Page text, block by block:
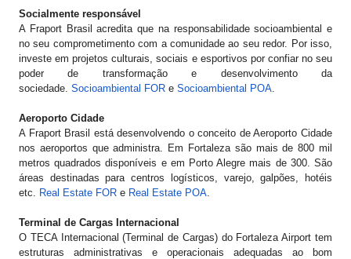
Socialmente responsável
A Fraport Brasil acredita que na responsabilidade socioambiental e
no seu comprometimento com a comunidade ao seu redor. Por isso,
investe em projetos culturais, sociais e esportivos por confiar no seu
poder de transformação e desenvolvimento da
sociedade. Socioambiental FOR e Socioambiental POA
Aeroporto Cidade
A Fraport Brasil está desenvolvendo o conceito de Aeroporto Cidade
nos aeroportos que administra. Em Fortaleza são mais de 800 mil
metros quadrados disponíveis e em Porto Alegre mais de 300. São
áreas destinadas para centros logísticos, varejo, galpões, hotéis
etc. Real Estate FOR e Real Estate POA
Terminal de Cargas Internacional
O TECA Internacional (Terminal de Cargas) do Fortaleza Airport tem
estruturas administrativas e operacionais adequadas ao bom